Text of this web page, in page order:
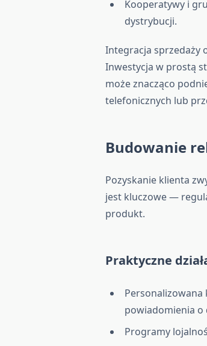
Kooperatywy i
dystrybucji.
Integracja sprzedaży
Inwestycja w prostą
może znacząco
telefonicznych lub
Budowanie
Pozyskanie klienta
jest kluczowe —
produkt.
Praktyczne
powiadomienia
Programy